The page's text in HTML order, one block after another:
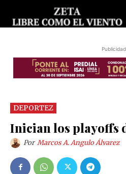
Publicidad
DEPORTEZ
Inician los playoffs
Por Marcos A. Angulo Álvarez